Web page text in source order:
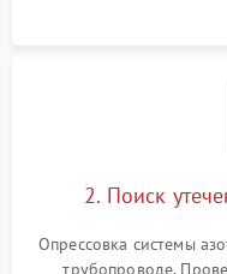
2. Поиск
Опрессовка системы